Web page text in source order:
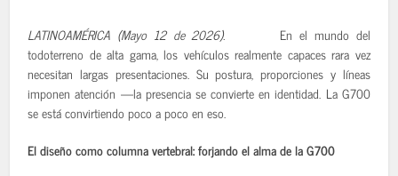
LATINOAMÉRICA (Mayo 12 de 2026). En el mundo del
todoterreno de alta gama, los vehículos realmente capaces rara vez
necesitan largas presentaciones. Su postura, proporciones y líneas
imponen atención —la presencia se convierte en identidad. La G700
se está convirtiendo poco a poco en eso.
El diseño como columna vertebral: forjando el alma de la G700